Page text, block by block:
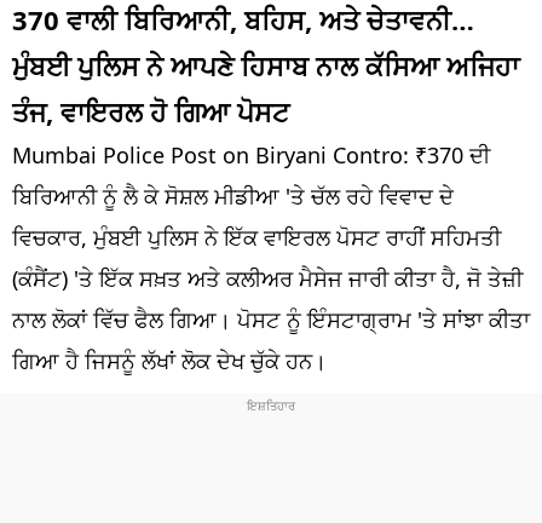
ਕਰਿਅਰ
ਮਨੋਰੰਜਨ
ਦੇਸ਼
ਲਾਈਫ ਸਟਾਈਲ
ਪੰਜਾਬ
ਧਰਮ
ਖੇਡਾਂ
370 ਵਾਲੀ ਬਿਰਿਆਨੀ, ਬਹਿਸ, ਅਤੇ ਚੇਤਾਵਨੀ…
ਮੁੰਬਈ ਪੁਲਿਸ ਨੇ ਆਪਣੇ ਹਿਸਾਬ ਨਾਲ ਕੱਸਿਆ ਅਜਿਹਾ
ਤੰਜ, ਵਾਇਰਲ ਹੋ ਗਿਆ ਪੋਸਟ
Mumbai Police Post on Biryani Contro: ₹370 ਦੀ
ਬਿਰਿਆਨੀ ਨੂੰ ਲੈ ਕੇ ਸੋਸ਼ਲ ਮੀਡੀਆ 'ਤੇ ਚੱਲ ਰਹੇ ਵਿਵਾਦ ਦੇ
ਵਿਚਕਾਰ, ਮੁੰਬਈ ਪੁਲਿਸ ਨੇ ਇੱਕ ਵਾਇਰਲ ਪੋਸਟ ਰਾਹੀਂ ਸਹਿਮਤੀ
(ਕੰਸੈਂਟ) 'ਤੇ ਇੱਕ ਸਖ਼ਤ ਅਤੇ ਕਲੀਅਰ ਮੈਸੇਜ ਜਾਰੀ ਕੀਤਾ ਹੈ, ਜੋ ਤੇਜ਼ੀ
ਨਾਲ ਲੋਕਾਂ ਵਿੱਚ ਫੈਲ ਗਿਆ। ਪੋਸਟ ਨੂੰ ਇੰਸਟਾਗ੍ਰਾਮ 'ਤੇ ਸਾਂਝਾ ਕੀਤਾ
ਗਿਆ ਹੈ ਜਿਸਨੂੰ ਲੱਖਾਂ ਲੋਕ ਦੇਖ ਚੁੱਕੇ ਹਨ।